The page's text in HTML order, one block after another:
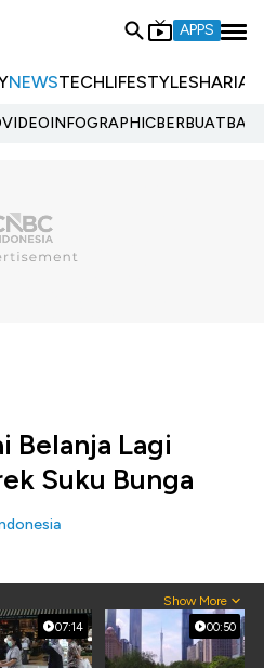
APPS
NEWSTECHLIFESTYLESHARIA
VIDEOINFOGRAPHIC
Belanja Lagi
Suku Bunga
Show More
07:14 00:50